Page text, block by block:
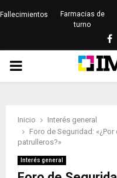
Fallecimientos
Farmacias de
turno
PRIMARY
Inicio
Interés general
Foro de Seguridad:
patrulleros?»
Interés general